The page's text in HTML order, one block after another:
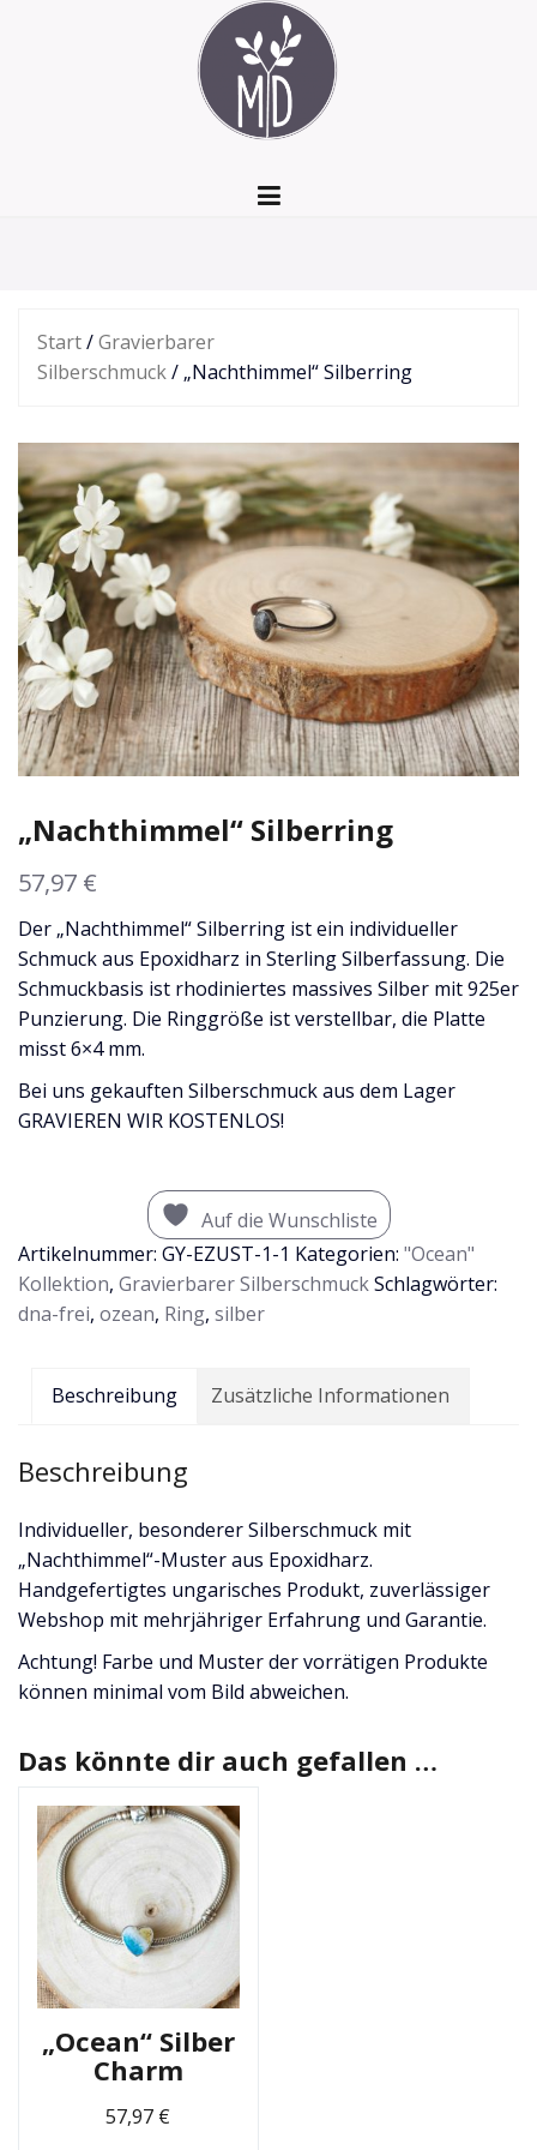
Start/Gravierbarer
Silberschmuck/ „Nachthimmel“ Silberring
„Nachthimmel“ Silberring
57,97 €
Der „Nachthimmel“ Silberring ist ein individueller
Schmuck aus Epoxidharz in Sterling Silberfassung. Die
Schmuckbasis ist rhodiniertes massives Silber mit 925er
Punzierung. Die Ringgröße ist verstellbar, die Platte
misst 6×4 mm.
Bei uns gekauften Silberschmuck aus dem Lager
GRAVIEREN WIR KOSTENLOS!
Auf die Wunschliste
Artikelnummer: GY-EZUST-1-1 Kategorien: "Ocean"
Kollektion, Gravierbarer SilberschmuckSchlagwörter:
dna-frei, ozean, Ring, silber
Beschreibung Zusätzliche Informationen
Beschreibung
Individueller, besonderer Silberschmuck mit
„Nachthimmel“-Muster aus Epoxidharz.
Handgefertigtes ungarisches Produkt, zuverlässiger
Webshop mit mehrjähriger Erfahrung und Garantie.
Achtung! Farbe und Muster der vorrätigen Produkte
können minimal vom Bild abweichen.
Das könnte dir auch gefallen …
„Ocean“ Silber
Charm
57,97 €